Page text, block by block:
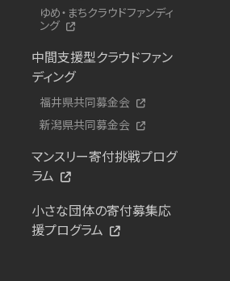
ゆめ・まちクラウドファンディ
ング
中間支援型クラウドファン
ディング
福井県共同募金会
新潟県共同募金会
マンスリー寄付挑戦プログ
ラム
小さな団体の寄付募集応
援プログラム